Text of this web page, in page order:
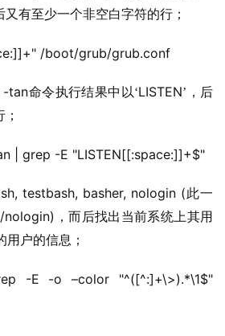
有至少一个非空白字符的行；
/boot/grub/grub.conf
-tan命令执行结果中以‘LISTEN’，后
-E "LISTEN[[:space:]]+$"
testbash, basher, nologin (此一
nologin) ，而后找出当前系统上其用
用户的信息；
–color "^([^:]+\>).*\1$"